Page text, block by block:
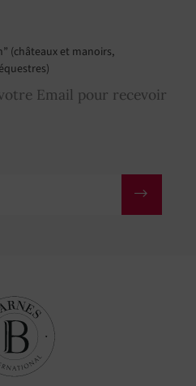
(châteaux et manoirs,
Email pour recevoir